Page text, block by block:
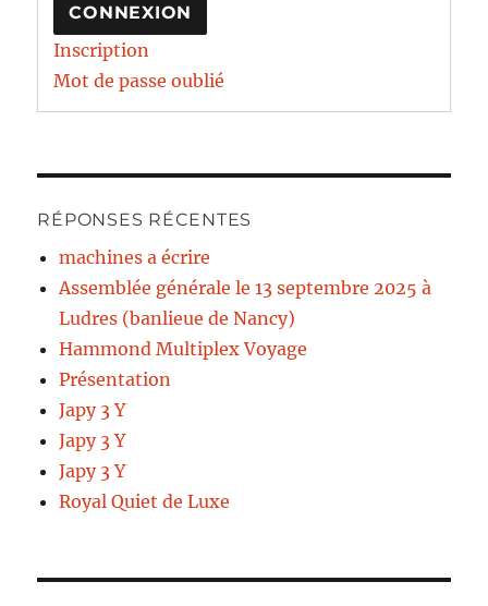
CONNEXION
Inscription
Mot de passe oublié
RÉPONSES RÉCENTES
machines a écrire
Assemblée générale le 13 septembre 2025 à
Ludres (banlieue de Nancy)
Hammond Multiplex Voyage
Présentation
Japy 3 Y
Japy 3 Y
Japy 3 Y
Royal Quiet de Luxe